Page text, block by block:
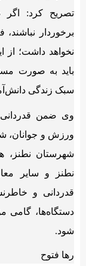
تصریح کرد:
برخوردار نباشند،
نخواهد داشت؛ از
باید به صورت
سبک زندگی
وی ضمن قدردانی
ورزش و جوانان،
شهرستان نطنز،
نطنز و سایر
قدردانی و
دستگاه‌ها، گامی
شود.
رها فتوح